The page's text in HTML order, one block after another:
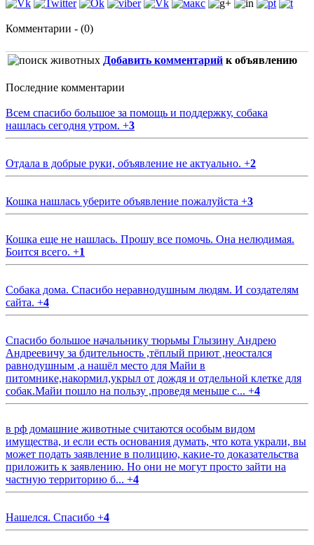
Комментарии - (0)
Добавить комментарий к объявлению
Последние комментарии
Всем спасибо большое за помощь и поддержку, собака
нашлась сегодня утром. +3
Отдала в добрые руки, объявление не актуально. +2
Кошка нашлась уберите объявление пожалуйста +3
Кошка еще не нашлась. Прошу все помочь. Она нелюдимая.
Боится всего. +1
Собака дома. Спасибо неравнодушным людям. И создателям
сайта. +4
Спасибо большое начальнику тюрьмы Глызину Андрею
Андреевичу за бдительность ,тёплый приют ,неостался
равнодушным ,а нашёл место для Майи в
питомнике,накормил,укрыл от дождя и отдельной клетке для
собак.Майи пошло на пользу ,проведя меньше с... +4
в рф домашние животные считаются особым видом
имущества, и если есть основания думать, что кота украли, вы
может подать заявление в полицию, какие-то доказательства
приложить к заявлению. Но они не могут просто зайти на
частную территорию б... +4
Нашелся. Спасибо +4